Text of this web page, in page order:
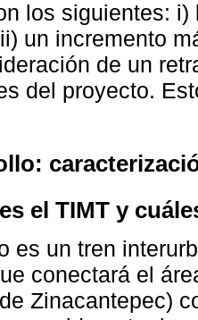
los siguientes:
un incremento
de un
del proyecto.
el TIMT y
es un tren
conectará el
Zinacantepec)